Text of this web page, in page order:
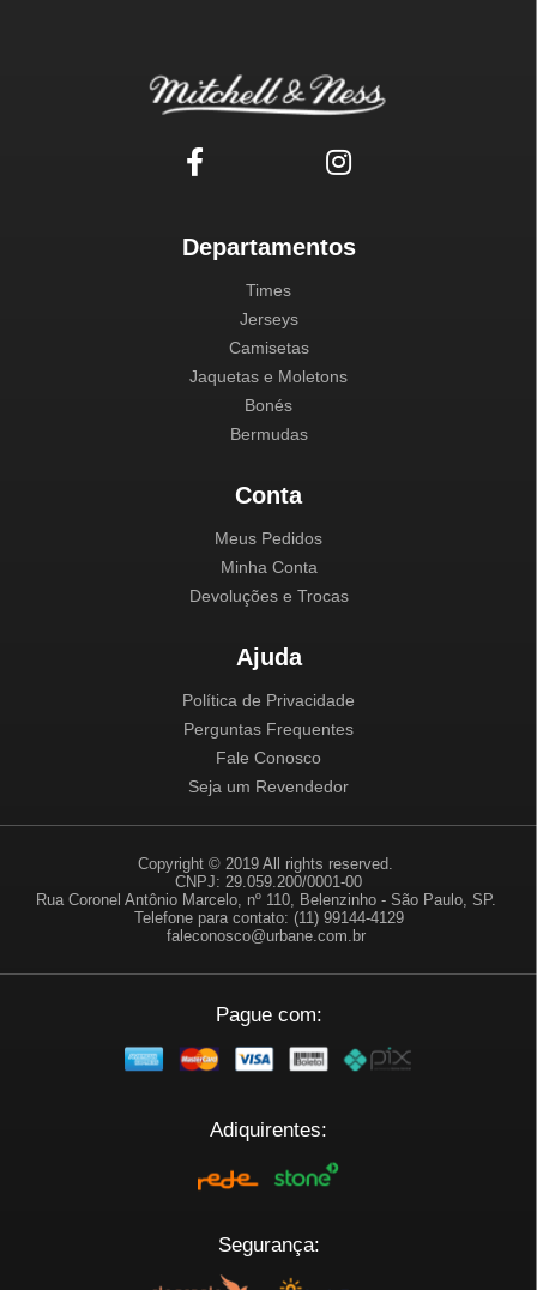
Departamentos
Times
Jerseys
Camisetas
Jaquetas e Moletons
Bonés
Bermudas
Conta
Meus Pedidos
Minha Conta
Devoluções e Trocas
Ajuda
Política de Privacidade
Perguntas Frequentes
Fale Conosco
Seja um Revendedor
Copyright © 2019 All rights reserved.
CNPJ: 29.059.200/0001-00
Rua Coronel Antônio Marcelo, nº 110, Belenzinho - São Paulo, SP.
Telefone para contato: (11) 99144-4129
faleconosco@urbane.com.br
Pague com:
Adiquirentes:
Segurança: